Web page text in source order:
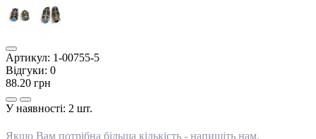
Артикул: 1-00755-5
Відгуки: 0
88.20 грн
У наявності: 2 шт.
Якщо Вам потрібна більша кількість - напишіть нам.